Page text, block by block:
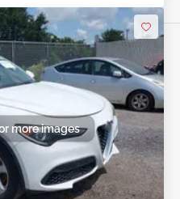
more images